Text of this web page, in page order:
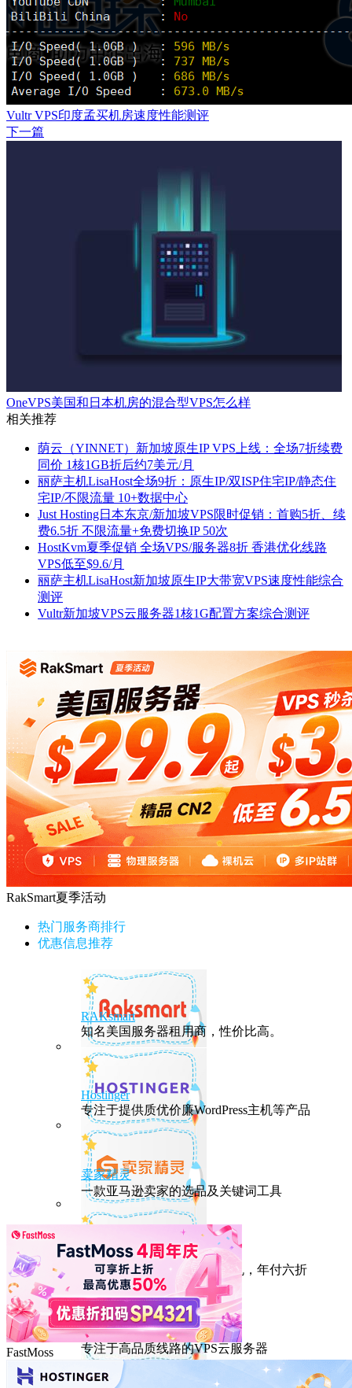
Vultr VPS印度孟买机房速度性能测评
下一篇
OneVPS美国和日本机房的混合型VPS怎么样
相关推荐
荫云（YINNET）新加坡原生IP VPS上线：全场7折续费
同价 1核1GB折后约7美元/月
丽萨主机LisaHost全场9折：原生IP/双ISP住宅IP/静态住
宅IP/不限流量 10+数据中心
Just Hosting日本东京/新加坡VPS限时促销：首购5折、续
费6.5折 不限流量+免费切换IP 50次
HostKvm夏季促销 全场VPS/服务器8折 香港优化线路
VPS低至$9.6/月
丽萨主机LisaHost新加坡原生IP大带宽VPS速度性能综合
测评
Vultr新加坡VPS云服务器1核1G配置方案综合测评
RakSmart夏季活动
热门服务商排行
优惠信息推荐
RAKsmart
知名美国服务器租用商，性价比高。
Hostinger
专注于提供质优价廉WordPress主机等产品
卖家精灵
一款亚马逊卖家的选品及关键词工具
HostEase
性能出众的高性价比美国主机，年付六折
DMIT
专注于高品质线路的VPS云服务器
FastMoss